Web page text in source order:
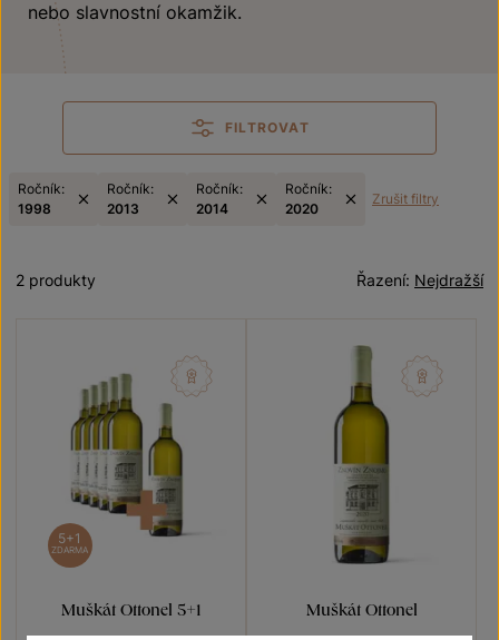
nebo slavnostní okamžik.
FILTROVAT
Ročník:
1998
Ročník:
2013
Ročník:
2014
Ročník:
2020
Zrušit filtry
Nejdražší
Řazení:
2 produkty
5+1
ZDARMA
Muškát Ottonel 5+1 Muškát Ottonel